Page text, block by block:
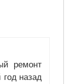
ремонт
назад